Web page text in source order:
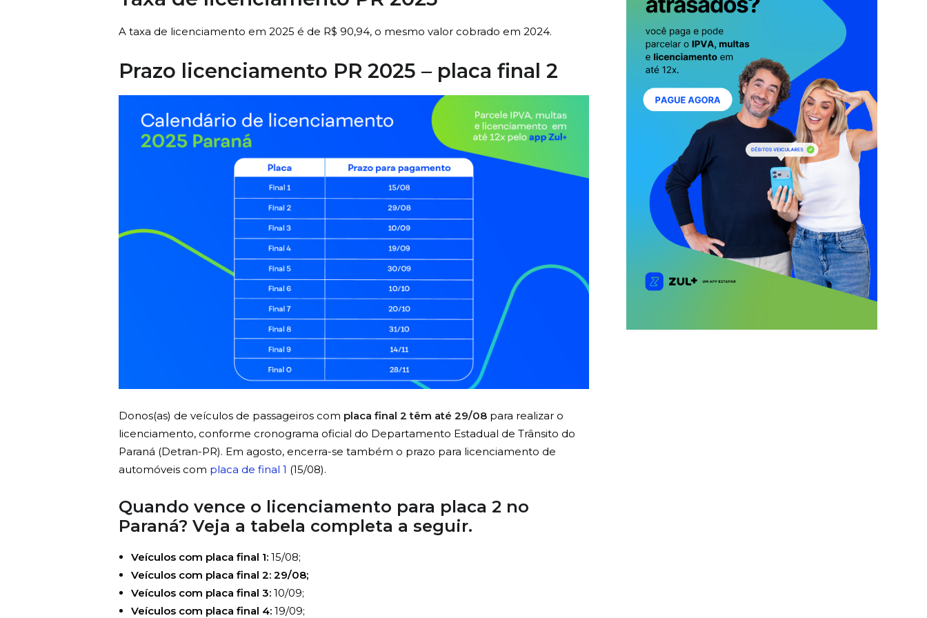
A taxa de licenciamento em 2025 é de R$ 90,94, o mesmo valor cobrado em 2024.
Prazo licenciamento PR 2025 – placa final 2
Donos(as) de veículos de passageiros com placa final 2 têm até 29/08 para realizar o
licenciamento, conforme cronograma oficial do Departamento Estadual de Trânsito do
Paraná (Detran-PR). Em agosto, encerra-se também o prazo para licenciamento de
automóveis com placa de final 1 (15/08).
Quando vence o licenciamento para placa 2 no
Paraná? Veja a tabela completa a seguir.
Veículos com placa final 1: 15/08;
Veículos com placa final 2: 29/08;
Veículos com placa final 3: 10/09;
Veículos com placa final 4: 19/09;